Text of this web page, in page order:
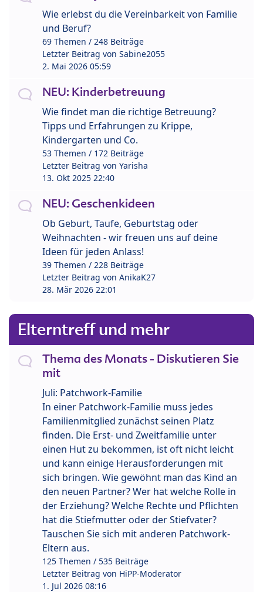
Wie erlebst du die Vereinbarkeit von Familie
und Beruf?
69 Themen / 248 Beiträge
Letzter Beitrag von Sabine2055
2. Mai 2026 05:59
NEU: Kinderbetreuung
Wie findet man die richtige Betreuung?
Tipps und Erfahrungen zu Krippe,
Kindergarten und Co.
53 Themen / 172 Beiträge
Letzter Beitrag von Yarisha
13. Okt 2025 22:40
NEU: Geschenkideen
Ob Geburt, Taufe, Geburtstag oder
Weihnachten - wir freuen uns auf deine
Ideen für jeden Anlass!
39 Themen / 228 Beiträge
Letzter Beitrag von AnikaK27
28. Mär 2026 22:01
Elterntreff und mehr
Thema des Monats - Diskutieren Sie
mit
Juli: Patchwork-Familie
In einer Patchwork-Familie muss jedes
Familienmitglied zunächst seinen Platz
finden. Die Erst- und Zweitfamilie unter
einen Hut zu bekommen, ist oft nicht leicht
und kann einige Herausforderungen mit
sich bringen. Wie gewöhnt man das Kind an
den neuen Partner? Wer hat welche Rolle in
der Erziehung? Welche Rechte und Pflichten
hat die Stiefmutter oder der Stiefvater?
Tauschen Sie sich mit anderen Patchwork-
Eltern aus.
125 Themen / 535 Beiträge
Letzter Beitrag von HiPP-Moderator
1. Jul 2026 08:16